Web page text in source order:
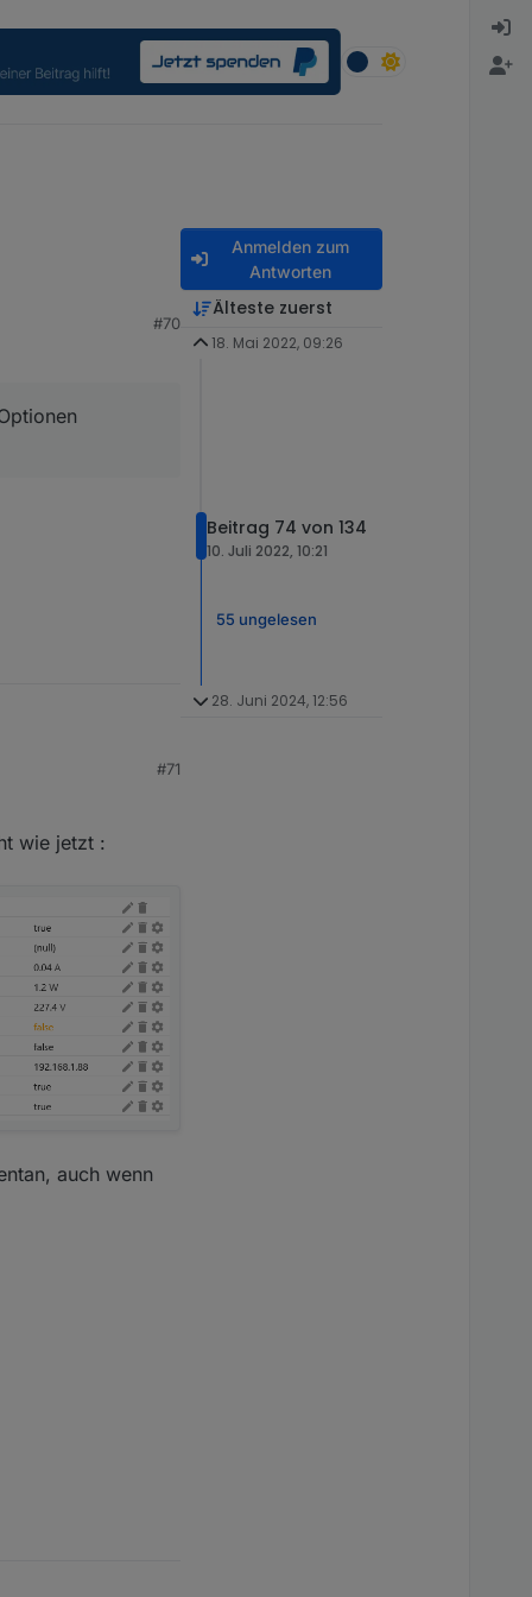
verfügbar waren! #70
#71
wie jetzt :
auch wenn
Anmelden zum
Antworten
Älteste zuerst
18. Mai 2022, 09:26
Beitrag 74 von 134
10. Juli 2022, 10:21
55 ungelesen
28. Juni 2024, 12:56